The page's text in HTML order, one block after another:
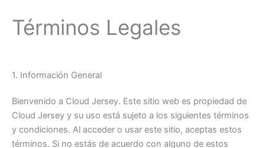
Términos Legales
1. Información General
Bienvenido a Cloud Jersey. Este sitio web es propiedad de
Cloud Jersey y su uso está sujeto a los siguientes términos
y condiciones. Al acceder o usar este sitio, aceptas estos
términos. Si no estás de acuerdo con alguno de estos